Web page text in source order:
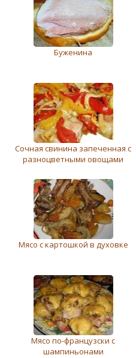
Буженина
Сочная свинина запеченная с
разноцветными овощами
Мясо с картошкой в духовке
Мясо по-французски с
шампиньонами